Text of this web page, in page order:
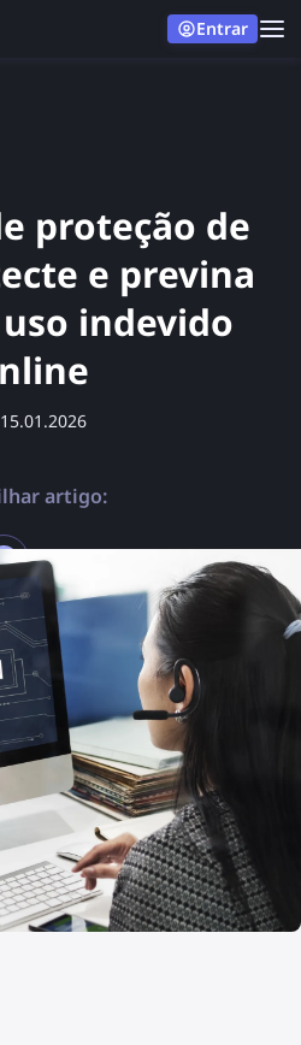
Entrar
proteção de
e previna
indevido
15.01.2026
artigo: